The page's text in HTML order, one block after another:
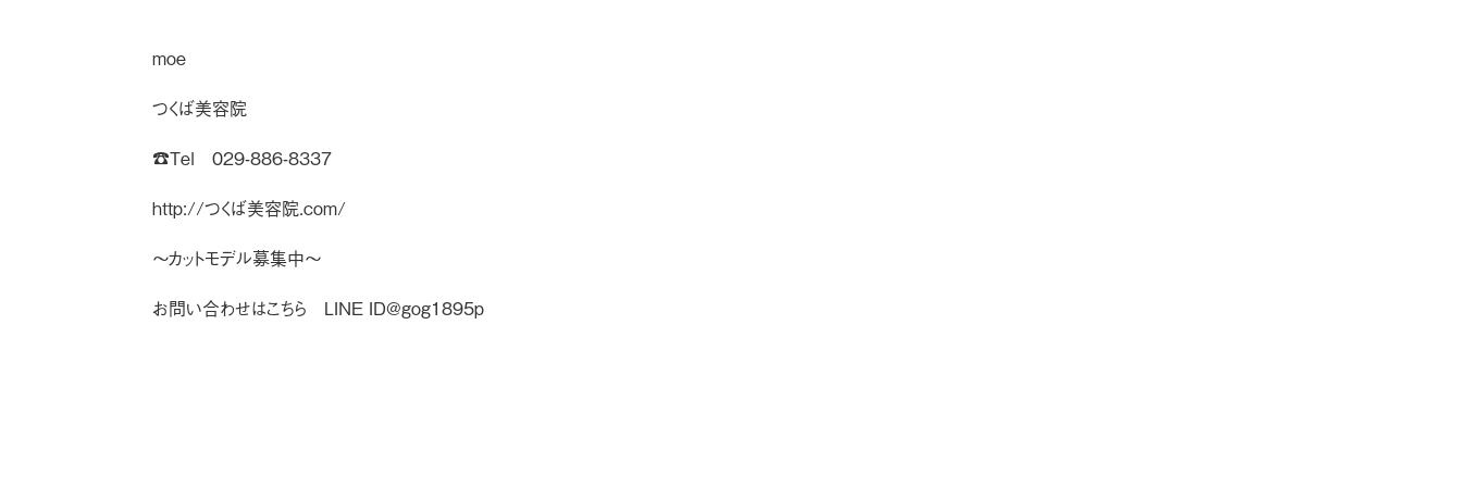
moe
つくば美容院
☎︎Tel 029-886-8337
http://つくば美容院.com/
〜カットモデル募集中〜
お問い合わせはこちら LINE ID@gog1895p